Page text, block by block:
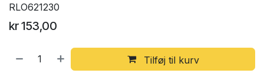
RLO621230
kr153,00
Tilføj til kurv